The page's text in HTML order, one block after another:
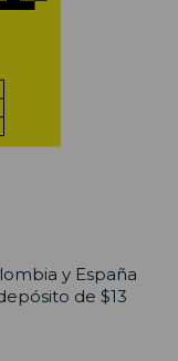
y España
de $13